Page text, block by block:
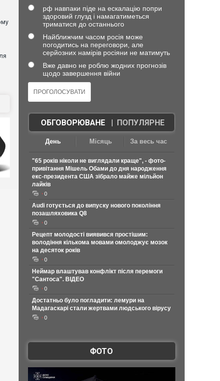
рф навпаки піде на ескалацію попри
здоровий глузд і намагатиметься
триматися до останнього
Найближчим часом росія може
погодитись на переговори, але
серйозних намірів росіяни не матимуть
Вже давно не роблю жодних прогнозів
щодо завершення війни
ОБГОВОРЮВАНЕ| ПОПУЛЯРНЕ
День Місяць За весь час
"65 років ніколи не виглядали краще", - фото-
привітання Мішель Обами до дня народження
екс-президента США зібрало майже мільйон
лайків
0
Audi готується до випуску нового покоління
позашляховика Q8
0
Рецепт молодості виявився простішим:
володіння кількома мовами омолоджує мозок
на десяток років
0
Неймар влаштував конфлікт після перемоги
"Сантоса". ВІДЕО
0
Достатньо було погладити: лемури на
Мадагаскарі стали жертвами людського вірусу
0
ФОТО